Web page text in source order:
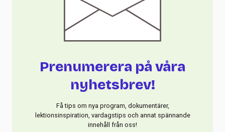
Prenumerera på våra
nyhetsbrev!
Få tips om nya program, dokumentärer,
lektionsinspiration, vardagstips och annat spännande
innehåll från oss!